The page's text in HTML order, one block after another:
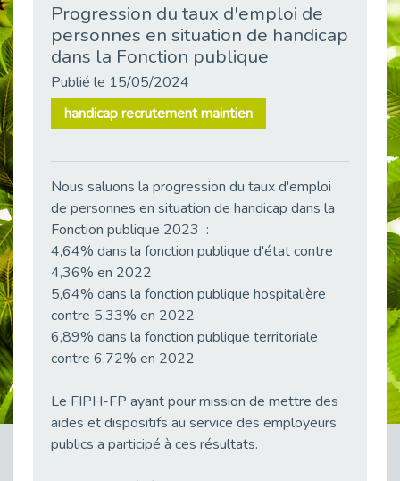
Emploi & Handicap : Hachette Livre et Cap emploi 92 renforcent leur collaboration
Publié le 02/06/2026
Publié le 30/05/2026
Publié le 21/05/2026
Publié le 18/05/2026
Publié le 12/05/2026
Publié le 12/05/2026
Le taux d’emploi direct dans la fonction publique dépasse 6 % en 2025
Publié le 04/05/2026
Progression du taux d'emploi de
personnes en situation de handicap
dans la Fonction publique
Publié le 15/05/2024
handicap recrutement maintien
Nous saluons la progression du taux d'emploi
de personnes en situation de handicap dans la
Fonction publique 2023 :
4,64% dans la fonction publique d'état contre
4,36% en 2022
5,64% dans la fonction publique hospitalière
contre 5,33% en 2022
6,89% dans la fonction publique territoriale
contre 6,72% en 2022
Le FIPH-FP ayant pour mission de mettre des
aides et dispositifs au service des employeurs
publics a participé à ces résultats.